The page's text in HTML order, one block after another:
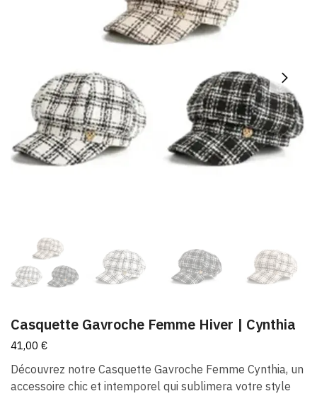
Casquette Gavroche Femme Hiver​ | Cynthia
41,00 €
Découvrez notre Casquette Gavroche Femme Cynthia, un
accessoire chic et intemporel qui sublimera votre style